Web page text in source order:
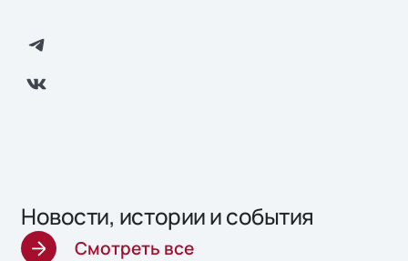
Новости, истории и события
Смотреть все